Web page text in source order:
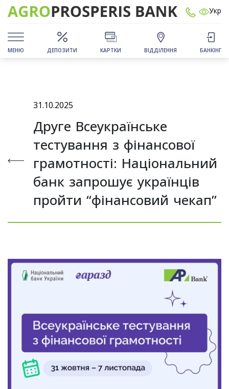
Укр
МЕНЮ ДЕПОЗИТИ КАРТКИ ВІДДІЛЕННЯ БАНКІНГ
31.10.2025
Друге Всеукраїнське
тестування з фінансової
грамотності: Національний
банк запрошує українців
пройти “фінансовий чекап”